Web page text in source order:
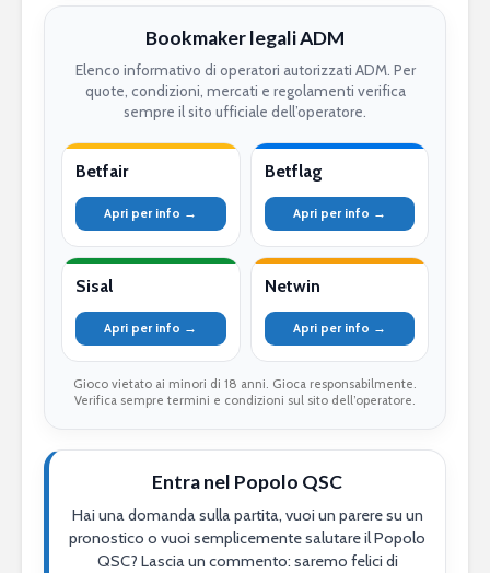
Bookmaker legali ADM
Elenco informativo di operatori autorizzati ADM. Per
quote, condizioni, mercati e regolamenti verifica
sempre il sito ufficiale dell’operatore.
Betfair
Apri per info →
Betflag
Apri per info →
Sisal
Apri per info →
Netwin
Apri per info →
Gioco vietato ai minori di 18 anni. Gioca responsabilmente.
Verifica sempre termini e condizioni sul sito dell’operatore.
Entra nel Popolo QSC
Hai una domanda sulla partita, vuoi un parere su un
pronostico o vuoi semplicemente salutare il Popolo
QSC? Lascia un commento: saremo felici di